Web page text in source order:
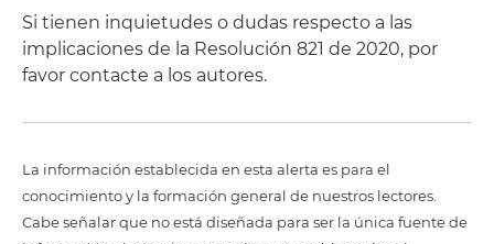
Si tienen inquietudes o dudas respecto a las
implicaciones de la Resolución 821 de 2020, por
favor contacte a los autores.
La información establecida en esta alerta es para el
conocimiento y la formación general de nuestros lectores.
Cabe señalar que no está diseñada para ser la única fuente de